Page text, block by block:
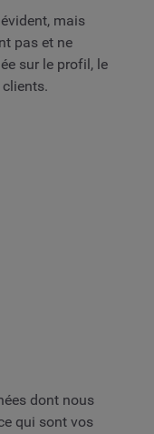
mais
pas et ne
sur le profil, le
dont nous
qui sont vos